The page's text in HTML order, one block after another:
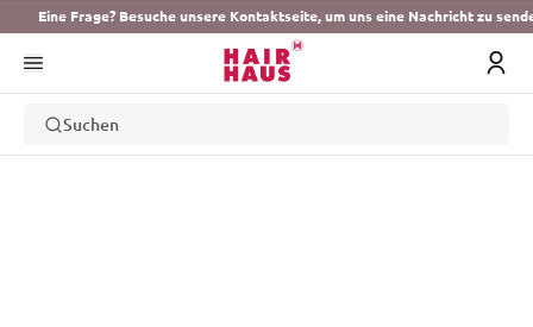
Eine Frage? Besuche unsere Kontaktseite, um uns eine Nachricht zu
Suchen